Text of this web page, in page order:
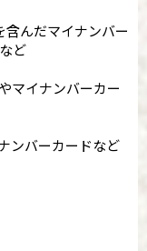
んだマイナンバー
ど
マイナンバーカー
ンバーカードなど